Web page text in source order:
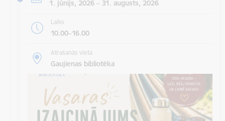
1. jūnijs, 2026 – 31. augusts, 2026
Laiks
10.00–16.00
Atrašanās vieta
Gaujienas bibliotēka